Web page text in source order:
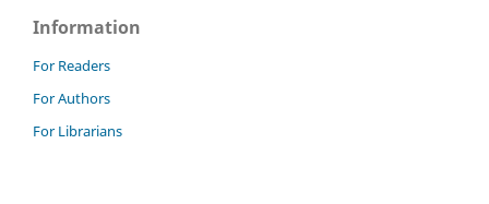
Information
For Readers
For Authors
For Librarians